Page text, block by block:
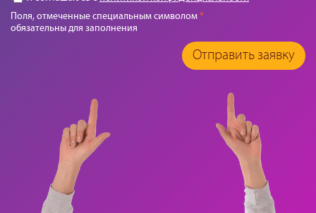
Поля, отмеченные специальным символом*
обязательны для заполнения
Отправить заявку